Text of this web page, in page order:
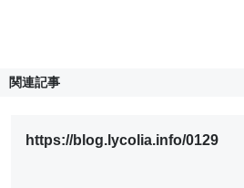
関連記事
https://blog.lycolia.info/0129